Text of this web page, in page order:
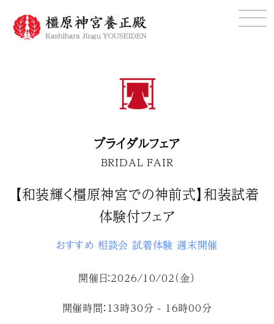
ブライダルフェア
BRIDAL FAIR
【和装輝く橿原神宮での神前式】和装試着
体験付フェア
おすすめ 相談会 試着体験 週末開催
開催日：2026/10/02（金）
開催時間：13時30分 - 16時00分